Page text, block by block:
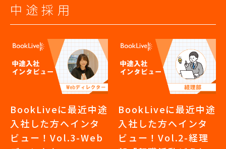
中途採用
BookLiveに最近中途
入社した方へインタ
ビュー！Vol.3-Web
BookLiveに最近中途
入社した方へインタ
ビュー！Vol.2-経理